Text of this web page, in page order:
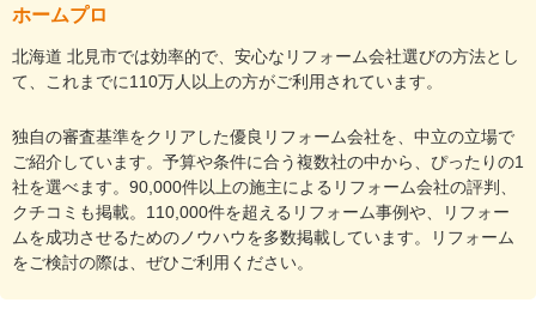
ホームプロ
北海道 北見市では効率的で、安心なリフォーム会社選びの方法とし
て、これまでに110万人以上の方がご利用されています。
独自の審査基準をクリアした優良リフォーム会社を、中立の立場で
ご紹介しています。予算や条件に合う複数社の中から、ぴったりの1
社を選べます。90,000件以上の施主によるリフォーム会社の評判、
クチコミも掲載。110,000件を超えるリフォーム事例や、リフォー
ムを成功させるためのノウハウを多数掲載しています。リフォーム
をご検討の際は、ぜひご利用ください。